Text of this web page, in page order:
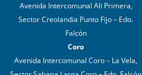
Avenida Intercomunal Ali Primera,
Sector Creolandia Punto Fijo – Edo.
Falcón
Coro
Avenida Intercomunal Coro – La Vela,